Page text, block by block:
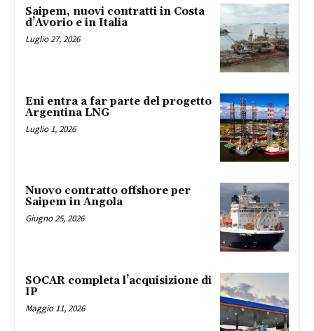
Saipem, nuovi contratti in Costa
d’Avorio e in Italia
Luglio 27, 2026
Eni entra a far parte del progetto
Argentina LNG
Luglio 1, 2026
Nuovo contratto offshore per
Saipem in Angola
Giugno 25, 2026
SOCAR completa l’acquisizione di
IP
Maggio 11, 2026